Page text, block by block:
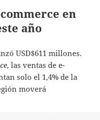
en
año
USD$611 millones.
, las ventas de e-
solo el 1,4% de la
moverá